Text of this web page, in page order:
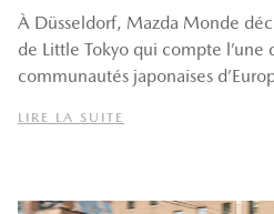
À Düsseldorf, Mazda Monde
de Little Tokyo qui compte l’une
communautés japonaises
LIRE LA SUITE